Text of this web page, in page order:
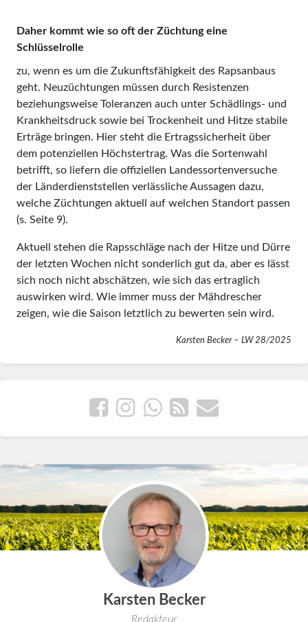
Daher kommt wie so oft der Züchtung eine
Schlüsselrolle
zu, wenn es um die Zukunftsfähigkeit des Rapsanbaus
geht. Neuzüchtungen müssen durch Resistenzen
beziehungsweise Toleranzen auch unter Schädlings- und
Krankheitsdruck sowie bei Trockenheit und Hitze stabile
Erträge bringen. Hier steht die Ertragssicherheit über
dem potenziellen Höchstertrag. Was die Sortenwahl
betrifft, so liefern die offiziellen Landessortenversuche
der Länderdienststellen verlässliche Aussagen dazu,
welche Züchtungen aktuell auf welchen Standort passen
(s. Seite 9).
Aktuell stehen die Rapsschläge nach der Hitze und Dürre
der letzten Wochen nicht sonderlich gut da, aber es lässt
sich noch nicht abschätzen, wie sich das ertraglich
auswirken wird. Wie immer muss der Mähdrescher
zeigen, wie die Saison letztlich zu bewerten sein wird.
Karsten Becker – LW 28/2025
Karsten Becker
Redakteur